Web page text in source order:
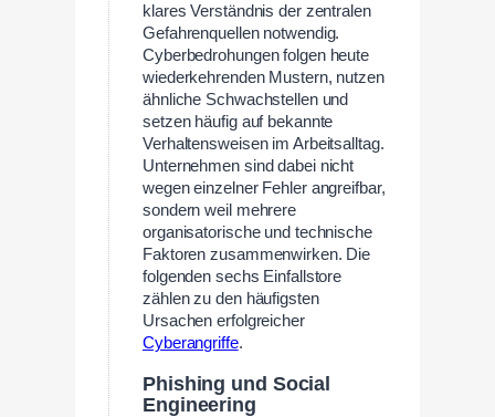
klares Verständnis der zentralen
Gefahrenquellen notwendig.
Cyberbedrohungen folgen heute
wiederkehrenden Mustern, nutzen
ähnliche Schwachstellen und
setzen häufig auf bekannte
Verhaltensweisen im Arbeitsalltag.
Unternehmen sind dabei nicht
wegen einzelner Fehler angreifbar,
sondern weil mehrere
organisatorische und technische
Faktoren zusammenwirken. Die
folgenden sechs Einfallstore
zählen zu den häufigsten
Ursachen erfolgreicher
Cyberangriffe.
Phishing und Social
Engineering